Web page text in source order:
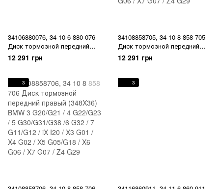
34106880076, 34 10 6 880 076
Диск тормозной передний
правый (348X36) BMW 3
G20/G21 / 4 G22/G23 / 5
G11/G12 / iX I20 / X3 G01 / X4
G02 / X5 G05/G18 / X6 G06 / X7
G07 / Z4 G29
12 291 грн
34108858705, 34 10 8 858 705
Диск тормозной передний
левый (348X36) BMW 3
G20/G21 / 4 G22/G23 / 5
G11/G12 / iX I20 / X3 G01 / X4
G02 / X5 G05/G18 / X6 G06 / X7
12 291 грн
3 3